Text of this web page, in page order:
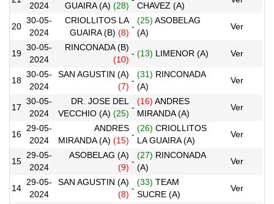
2024
GUAIRA (A) (28)
CHAVEZ (A)
20
30-05-
2024
CRIOLLITOS LA
GUAIRA (B) (8)
-
(25) ASOBELAG
(A)
Ver
19
30-05-
2024
RINCONADA (B)
(10)
- (13) LIMENOR (A) Ver
18
30-05-
2024
SAN AGUSTIN (A)
(7)
-
(31) RINCONADA
(A)
Ver
17
30-05-
2024
DR. JOSE DEL
VECCHIO (A) (25)
-
(16) ANDRES
MIRANDA (A)
Ver
16
29-05-
2024
ANDRES
MIRANDA (A) (15)
-
(26) CRIOLLITOS
LA GUAIRA (A)
Ver
15
29-05-
2024
ASOBELAG (A)
(9)
-
(27) RINCONADA
(A)
Ver
14
29-05-
2024
SAN AGUSTIN (A)
(8)
-
(33) TEAM
SUCRE (A)
Ver